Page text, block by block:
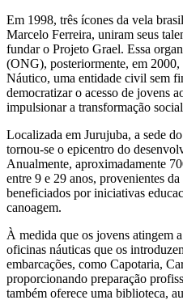
Em 1998, três ícones da vela
Marcelo Ferreira, uniram seus
fundar o Projeto Grael. Essa
(ONG), posteriormente, em
Náutico, uma entidade civil sem
democratizar o acesso de jovens
impulsionar a transformação
Localizada em Jurujuba, a sede
tornou-se o epicentro do
Anualmente, aproximadamente
entre 9 e 29 anos, provenientes
beneficiados por iniciativas
canoagem.
À medida que os jovens atingem
oficinas náuticas que os
embarcações, como Capotaria,
proporcionando preparação
também oferece uma biblioteca,